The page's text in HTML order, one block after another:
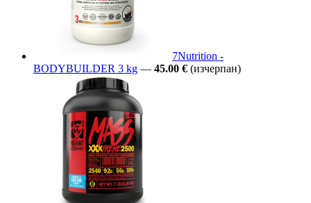
7Nutrition -
BODYBUILDER 3 kg — 45.00 € (изчерпан)